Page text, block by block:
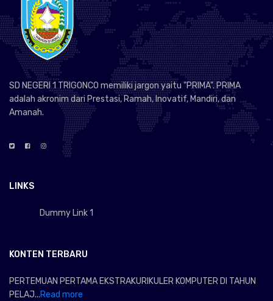
SD NEGERI 1 TRIGONCO memiliki jargon yaitu "PRIMA". PRIMA
adalah akronim dari Prestasi, Ramah, Inovatif, Mandiri, dan
Amanah.
LINKS
Dummy Link 1
KONTEN TERBARU
PERTEMUAN PERTAMA EKSTRAKURIKULER KOMPUTER DI TAHUN
PELAJ...Read more